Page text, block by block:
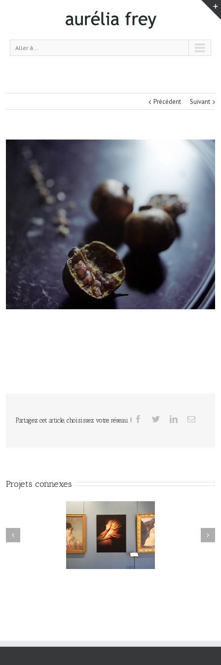
Aller à...
Précédent Suivant
Partagez cet article, choisissez votre réseau !
Projets connexes
#Vuedilectae#001